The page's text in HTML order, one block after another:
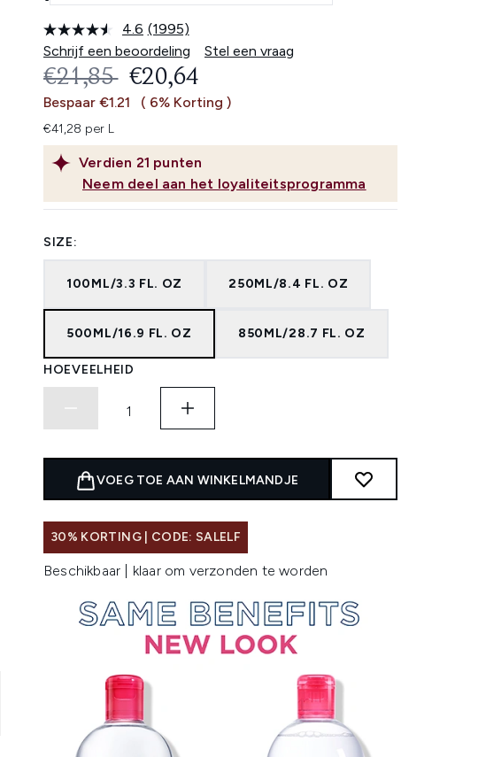
4.6 Lees
1995
beoordelingen.
Dezelfde
paginalink.
(1995)
Schrijf een beoordeling
Stel een vraag
Verdien 21 punten
Neem deel aan het loyaliteitsprogramma
RECOMMENDED RETAIL PRICE:
€21,85 HUIDIGE PRIJS:
€20,64
Bespaar €1.21 ( 6% Korting )
€41,28 per L
SIZE:
100ML/3.3 FL. OZ 250ML/8.4 FL. OZ
500ML/16.9 FL. OZ 850ML/28.7 FL. OZ
HOEVEELHEID
VOEG TOE AAN WINKELMANDJE
30% KORTING | CODE: SALELF
Beschikbaar | klaar om verzonden te worden